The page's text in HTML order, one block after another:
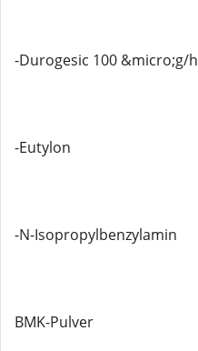
-Durogesic 100 &micro;g/h
-Eutylon
-N-Isopropylbenzylamin
BMK-Pulver